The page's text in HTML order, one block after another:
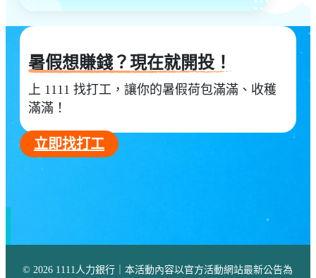
暑假想賺錢？現在就開投！
上 1111 找打工，讓你的暑假荷包滿滿、收穫
滿滿！
立即找打工
© 2026 1111人力銀行｜本活動內容以官方活動網站最新公告為